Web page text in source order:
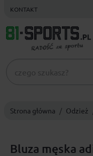
KONTAKT
Strona główna Odzież
Bluza męska